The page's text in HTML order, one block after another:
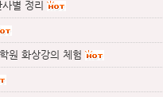
별 정리
원 화상강의 체험